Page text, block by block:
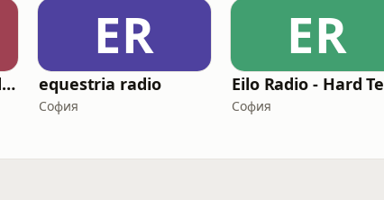
Eilo Radio - Psychedelic Radio
ER
equestria radio
София
ER
София